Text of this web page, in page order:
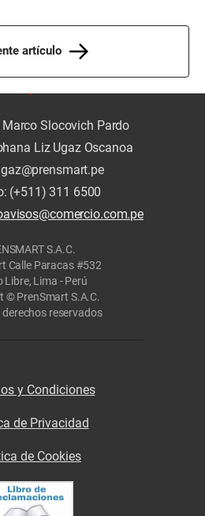
artículo
Slocovich Pardo
Liz Ugaz Oscanoa
(+511) 311 6500
S.A.C.
Calle Paracas #532
Libre, Lima - Perú
© PrenSmart S.A.C.
derechos reservados
y Condiciones
de Privacidad
de Cookies